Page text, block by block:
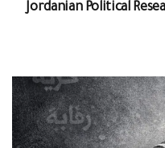
Jordanian Political